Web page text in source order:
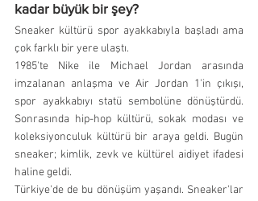
kadar büyük bir şey?
Sneaker kültürü spor ayakkabıyla başladı ama
çok farklı bir yere ulaştı.
1985'te Nike ile Michael Jordan arasında
imzalanan anlaşma ve Air Jordan 1'in çıkışı,
spor ayakkabıyı statü sembolüne dönüştürdü.
Sonrasında hip-hop kültürü, sokak modası ve
koleksiyonculuk kültürü bir araya geldi. Bugün
sneaker; kimlik, zevk ve kültürel aidiyet ifadesi
haline geldi.
Türkiye'de de bu dönüşüm yaşandı. Sneaker'lar